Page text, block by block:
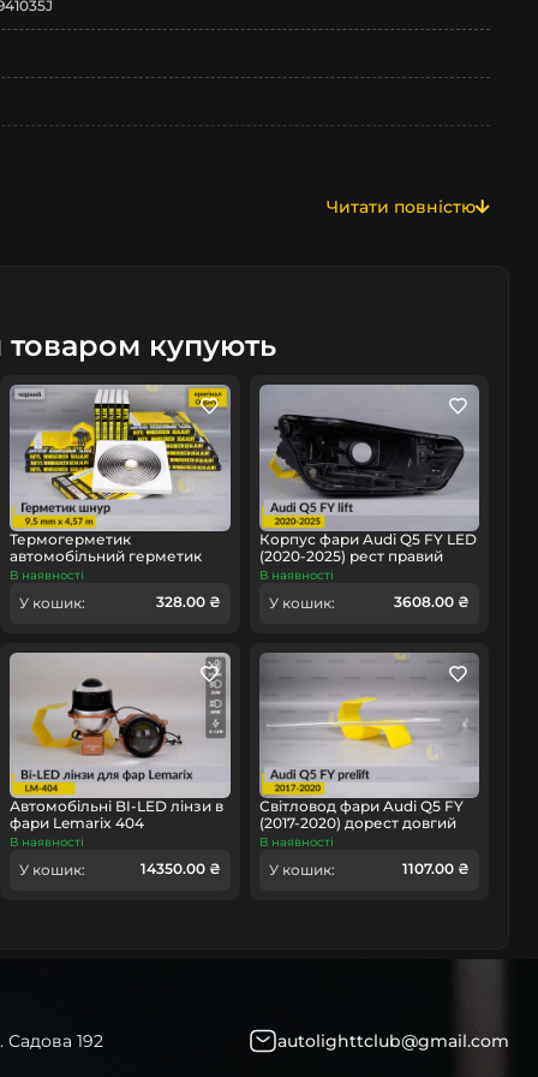
Читати повністю
купують
Термогерметик
автомобільний герметик
для фар Orgavyl Оргавіл
В наявності
У кошик: 328.00 ₴
Корпус фари Audi Q5 FY LED
(2020-2025) рест правий
В наявності
У кошик: 3608.00 ₴
Автомобільні BI-LED лінзи в
фари Lemarix 404
В наявності
У кошик: 14350.00 ₴
Світловод фари Audi Q5 FY
(2017-2020) дорест довгий
верхній лівий
В наявності
У кошик: 1107.00 ₴
Садова 192 autolighttclub@gmail.com